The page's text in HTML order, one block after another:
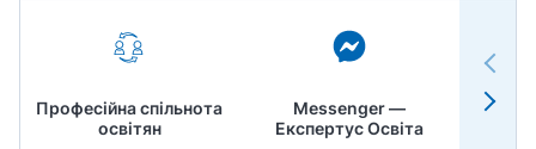
Професійна спільнота
освітян
Messenger —
Експертус Освіта